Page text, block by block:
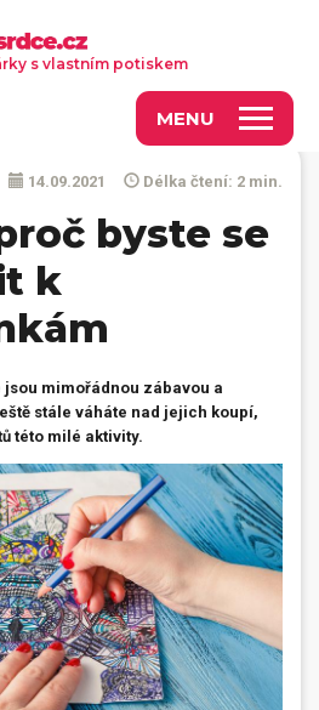
MENU
auta
napíšte nám
eshop@faxcopy.cz
s vlastním potiskem
14.09.2021 Délka čtení: 2 min.
byste se
k
mimořádnou zábavou a
stále váháte nad jejich koupí,
této milé aktivity.